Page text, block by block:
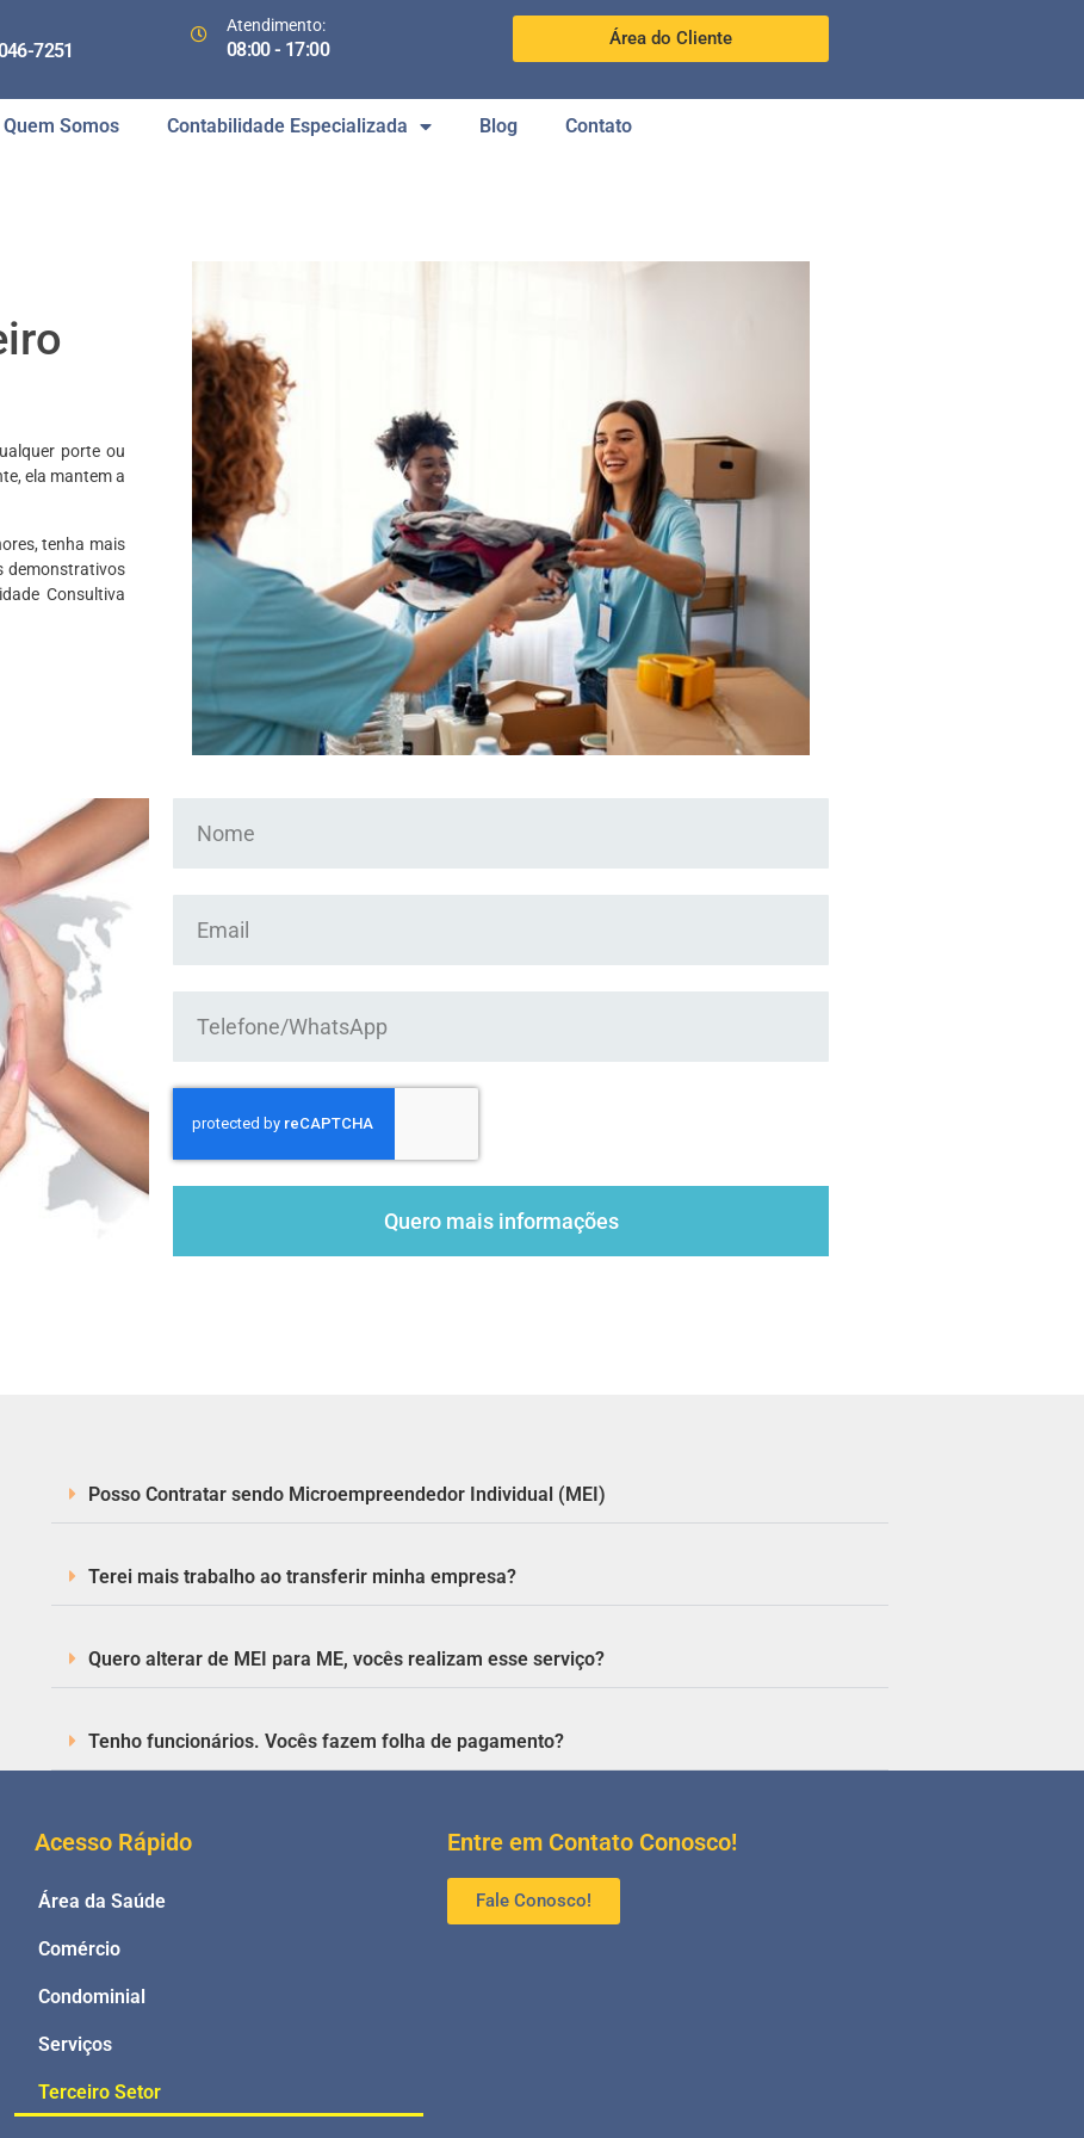
7251
Atendimento:
08:00 - 17:00 Área do Cliente
Quem Somos Contabilidade Especializada Blog Contato
porte ou
ela mantem a
tenha mais
demonstrativos
Consultiva
Quero mais informações
Posso Contratar sendo Microempreendedor Individual (MEI)
Terei mais trabalho ao transferir minha empresa?
Quero alterar de MEI para ME, vocês realizam esse serviço?
Tenho funcionários. Vocês fazem folha de pagamento?
Acesso Rápido
Área da Saúde
Comércio
Condominial
Serviços
Terceiro Setor
Entre em Contato Conosco!
Fale Conosco!